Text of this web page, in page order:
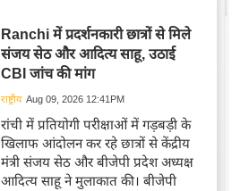
Ranchi में प्रदर्शनकारी छात्रों से मिले
संजय सेठ और आदित्य साहू, उठाई
CBI जांच की मांग
राष्ट्रीय Aug 09, 2026 12:41PM
रांची में प्रतियोगी परीक्षाओं में गड़बड़ी के
खिलाफ आंदोलन कर रहे छात्रों से केंद्रीय
मंत्री संजय सेठ और बीजेपी प्रदेश अध्यक्ष
आदित्य साहू ने मुलाकात की। बीजेपी